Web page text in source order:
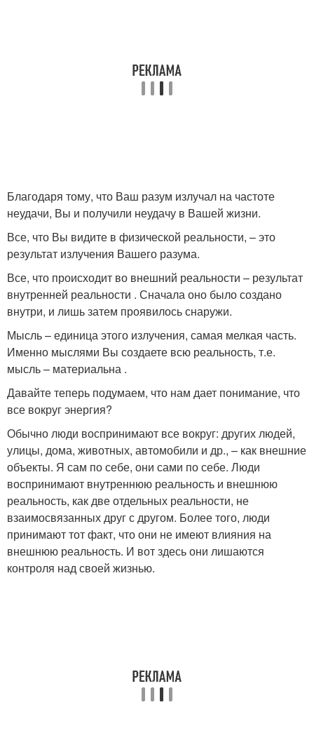
Благодаря тому, что Ваш разум излучал на частоте
неудачи, Вы и получили неудачу в Вашей жизни.
Все, что Вы видите в физической реальности, – это
результат излучения Вашего разума.
Все, что происходит во внешний реальности – результат
внутренней реальности . Сначала оно было создано
внутри, и лишь затем проявилось снаружи.
Мысль – единица этого излучения, самая мелкая часть.
Именно мыслями Вы создаете всю реальность, т.е.
мысль – материальна .
Давайте теперь подумаем, что нам дает понимание, что
все вокруг энергия?
Обычно люди воспринимают все вокруг: других людей,
улицы, дома, животных, автомобили и др., – как внешние
объекты. Я сам по себе, они сами по себе. Люди
воспринимают внутреннюю реальность и внешнюю
реальность, как две отдельных реальности, не
взаимосвязанных друг с другом. Более того, люди
принимают тот факт, что они не имеют влияния на
внешнюю реальность. И вот здесь они лишаются
контроля над своей жизнью.